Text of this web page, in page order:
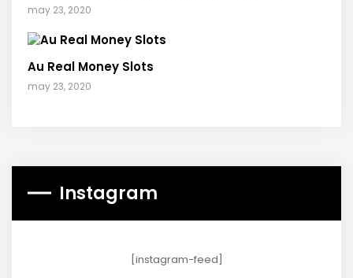
may 23, 2020
Au Real Money Slots
may 23, 2020
Instagram
[instagram-feed]